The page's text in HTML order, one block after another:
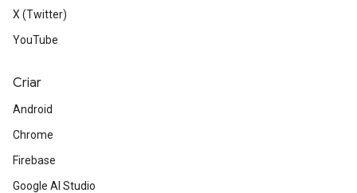
X (Twitter)
YouTube
Criar
Android
Chrome
Firebase
Google AI Studio